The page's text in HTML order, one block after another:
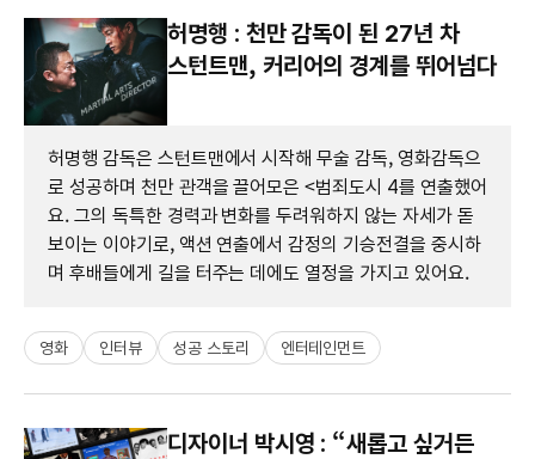
허명행 : 천만 감독이 된 27년 차
스턴트맨, 커리어의 경계를 뛰어넘다
허명행 감독은 스턴트맨에서 시작해 무술 감독, 영화감독으
로 성공하며 천만 관객을 끌어모은 <범죄도시 4를 연출했어
요. 그의 독특한 경력과 변화를 두려워하지 않는 자세가 돋
보이는 이야기로, 액션 연출에서 감정의 기승전결을 중시하
며 후배들에게 길을 터주는 데에도 열정을 가지고 있어요.
영화 인터뷰 성공 스토리 엔터테인먼트
디자이너 박시영 : “새롭고 싶거든